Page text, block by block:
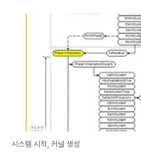
를 이해하기 위해 반드시 알아두어야 할 프로세스들이
스들은 Process explorer에서 아래와 같이 확인할
한 프로세스들이 우리가 4장에서 배울 주요 시스템
Csrss.exe, Winlogon.exe, Lsass.exe,
시스템 시작, 커널 생성